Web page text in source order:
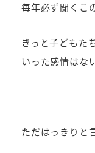
毎年必ず聞くこ
きっと子どもた
いった感情はな
ただはっきりと